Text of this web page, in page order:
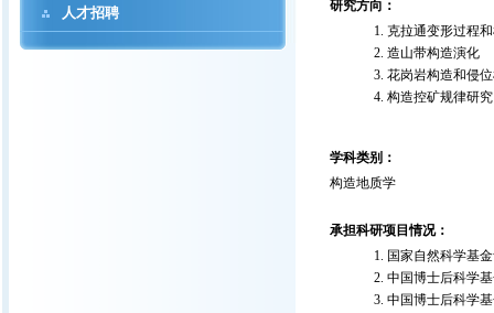
人才招聘
研究方向：
克拉通变形过程
造山带构造演化
花岗岩构造和侵
构造控矿规律研究
学科类别：
构造地质学
承担科研项目情况：
国家自然科学基
中国博士后科学
中国博士后科学